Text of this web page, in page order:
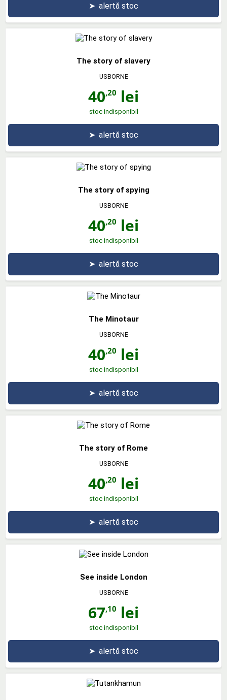
➤ alertă stoc
The story of slavery
USBORNE
40,20 lei
stoc indisponibil
➤ alertă stoc
The story of spying
USBORNE
40,20 lei
stoc indisponibil
➤ alertă stoc
The Minotaur
USBORNE
40,20 lei
stoc indisponibil
➤ alertă stoc
The story of Rome
USBORNE
40,20 lei
stoc indisponibil
➤ alertă stoc
See inside London
USBORNE
67,10 lei
stoc indisponibil
➤ alertă stoc